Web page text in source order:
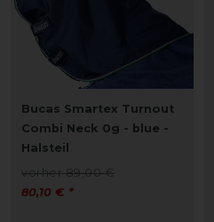
Bucas Smartex Turnout
Combi Neck 0g - blue -
Halsteil
vorher 89,00 €
80,10 € *